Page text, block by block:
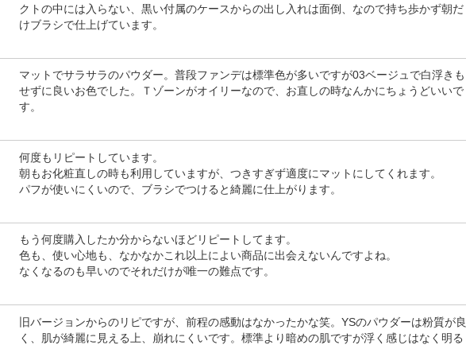
クトの中には入らない、黒い付属のケースからの出し入れは面倒、なので持ち歩かず朝だ
けブラシで仕上げています。
マットでサラサラのパウダー。普段ファンデは標準色が多いですが03ベージュで白浮きも
せずに良いお色でした。Ｔゾーンがオイリーなので、お直しの時なんかにちょうどいいで
す。
何度もリピートしています。
朝もお化粧直しの時も利用していますが、つきすぎず適度にマットにしてくれます。
パフが使いにくいので、ブラシでつけると綺麗に仕上がります。
もう何度購入したか分からないほどリピートしてます。
色も、使い心地も、なかなかこれ以上によい商品に出会えないんですよね。
なくなるのも早いのでそれだけが唯一の難点です。
旧バージョンからのリピですが、前程の感動はなかったかな笑。YSのパウダーは粉質が良
く、肌が綺麗に見える上、崩れにくいです。標準より暗めの肌ですが浮く感じはなく明る